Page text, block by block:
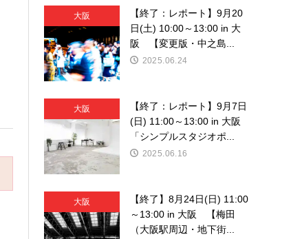
大阪
【終了：レポート】9月20
日(土) 10:00～13:00 in 大
阪 【変更版・中之島...
2025.06.24
大阪
【終了：レポート】9月7日
(日) 11:00～13:00 in 大阪
「シンプルスタジオポ...
2025.06.16
大阪
【終了】8月24日(日) 11:00
～13:00 in 大阪 【梅田
（大阪駅周辺・地下街...